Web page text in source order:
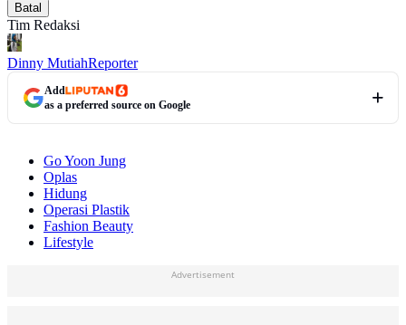
Batal
Tim Redaksi
Dinny MutiahReporter
Add
as a preferred source on Google
Go Yoon Jung
Oplas
Hidung
Operasi Plastik
Fashion Beauty
Lifestyle
Advertisement